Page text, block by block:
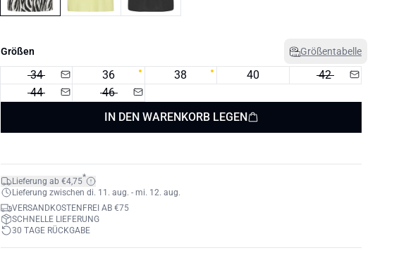
Größen Größentabelle
34 36 38 40
42
44
46
IN DEN WARENKORB LEGEN
Lieferung ab €4,75*
Lieferung zwischen di. 11. aug. - mi. 12. aug.
VERSANDKOSTENFREI AB €75
SCHNELLE LIEFERUNG
30 TAGE RÜCKGABE